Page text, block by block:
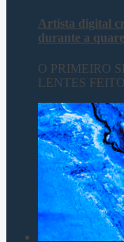
Artista digital
durante a
O PRIMEIRO
LENTES